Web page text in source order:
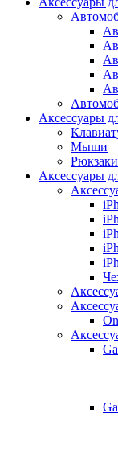
Аксессуары
Мыши
Аксессуары